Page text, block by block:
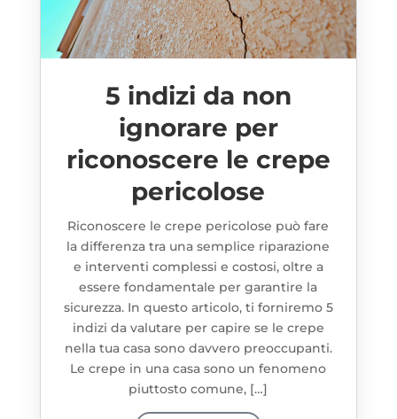
5 indizi da non
ignorare per
riconoscere le crepe
pericolose
Riconoscere le crepe pericolose può fare
la differenza tra una semplice riparazione
e interventi complessi e costosi, oltre a
essere fondamentale per garantire la
sicurezza. In questo articolo, ti forniremo 5
indizi da valutare per capire se le crepe
nella tua casa sono davvero preoccupanti.
Le crepe in una casa sono un fenomeno
piuttosto comune, […]